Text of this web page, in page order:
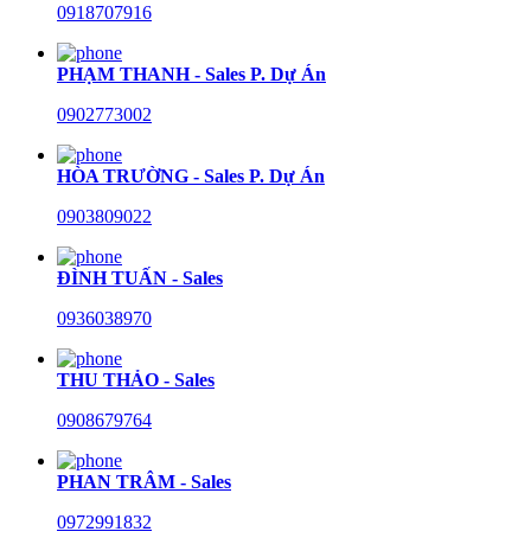
0918707916
PHẠM THANH - Sales P. Dự Án
0902773002
HÒA TRƯỜNG - Sales P. Dự Án
0903809022
ĐÌNH TUẤN - Sales
0936038970
THU THẢO - Sales
0908679764
PHAN TRÂM - Sales
0972991832